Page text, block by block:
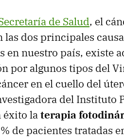
de Salud, el
dos principales
en nuestro país, existe
por algunos tipos del
en el cuello del
del Instituto
éxito laterapia
de pacientes tratadas